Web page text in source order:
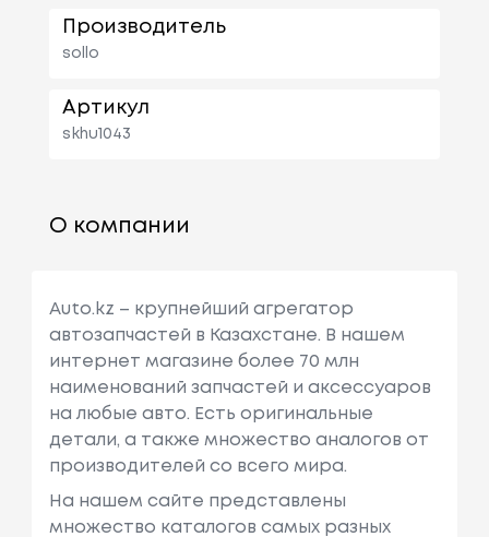
Производитель
sollo
Артикул
skhu1043
О компании
Auto.kz – крупнейший агрегатор
автозапчастей в Казахстане. В нашем
интернет магазине более 70 млн
наименований запчастей и аксессуаров
на любые авто. Есть оригинальные
детали, а также множество аналогов от
производителей со всего мира.
На нашем сайте представлены
множество каталогов самых разных